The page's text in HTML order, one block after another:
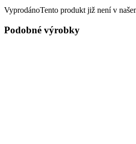
VyprodánoTento produkt již není v
Podobné výrobky